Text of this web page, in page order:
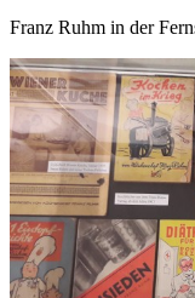
Franz Ruhm in der